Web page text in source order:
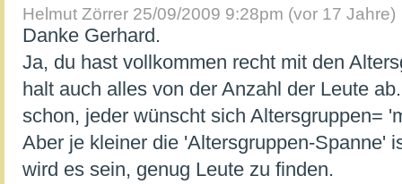
Helmut Zörrer 25/09/2009 9:28pm (vor 17 Jahre)
Danke Gerhard.
Ja, du hast vollkommen recht mit den
halt auch alles von der Anzahl der Leute
schon, jeder wünscht sich Altersgruppen=
Aber je kleiner die 'Altersgruppen-Spanne'
wird es sein, genug Leute zu finden.